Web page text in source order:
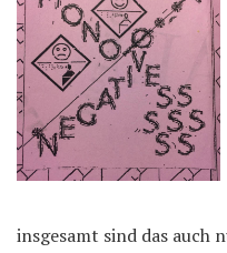
insgesamt sind das auch